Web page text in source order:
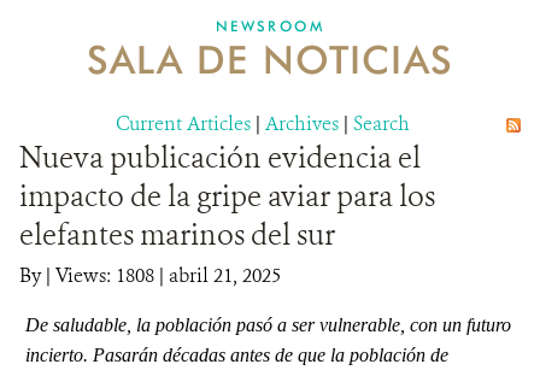
MECANISMO DE ATENCIÓN DE QUEJAS Y RECLAMOS
DONA
NEWSROOM
SALA DE NOTICIAS
Current Articles | Archives | Search
Nueva publicación evidencia el
impacto de la gripe aviar para los
elefantes marinos del sur
By| Views: 1808 | abril 21, 2025
De saludable, la población pasó a ser vulnerable, con un futuro
incierto. Pasarán décadas antes de que la población de